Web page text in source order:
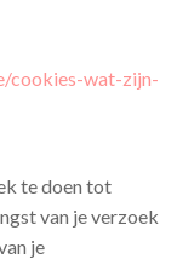
cookies-wat-zijn-
te doen tot
van je verzoek
je